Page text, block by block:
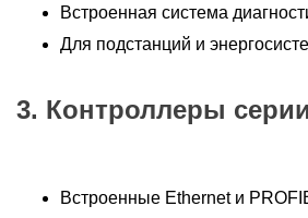
Встроенная система
Для подстанций и
3. Контроллеры
Встроенные Ethernet и